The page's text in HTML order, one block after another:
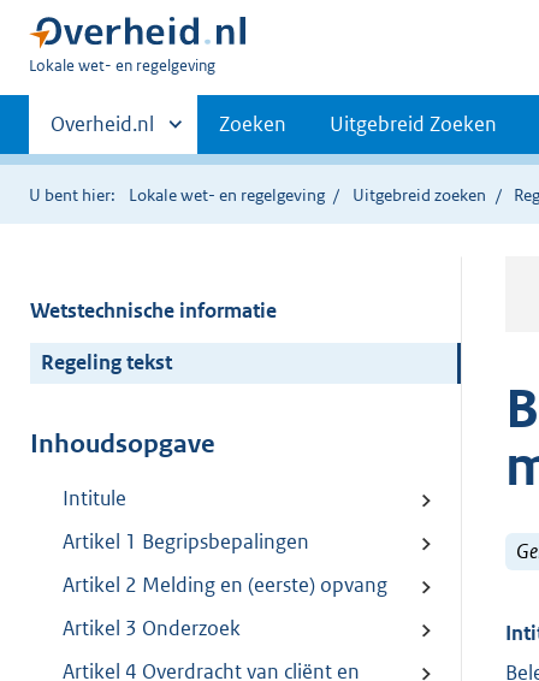
U
hier:
Lokale wet- en regelgeving
Primaire
navigatie
Andere
sites
binnen
Overheid.nl Zoeken Uitgebreid Zoeken
U bent hier: Lokale wet- en regelgeving Uitgebreid zoeken
Wetstechnische informatie
Regeling tekst
Inhoudsopgave
Intitule
Artikel 1 Begripsbepalingen
Artikel 2 Melding en (eerste) opvang
Artikel 3 Onderzoek
Artikel 4 Overdracht van cliënt en